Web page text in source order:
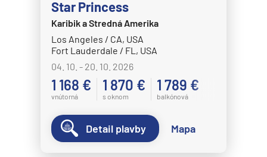
Star Princess
Karibik a Stredná Amerika
Los Angeles / CA, USA
Fort Lauderdale / FL, USA
04. 10. - 20. 10. 2026
1 168 €
vnútorná
1 870 €
s oknom
1 789 €
balkónová
Detail plavby Mapa